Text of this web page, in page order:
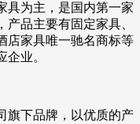
具为主，是国内第一家
品主要有固定家具、
店家具唯一驰名商标等
业。
旗下品牌，以优质的产